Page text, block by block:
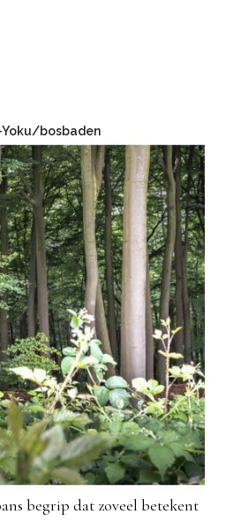
Yoku/bosbaden
begrip dat zoveel betekent